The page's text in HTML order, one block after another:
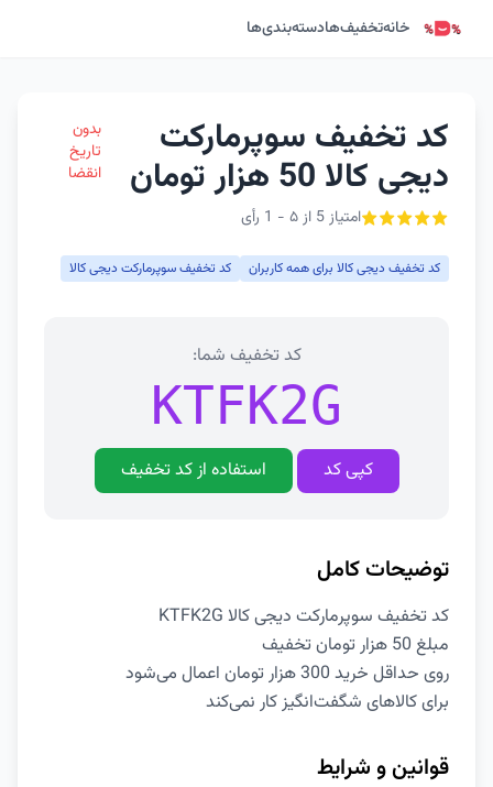
خانهتخفیف‌هادسته‌بندی‌ها
کد تخفیف سوپرمارکت
دیجی کالا 50 هزار تومان
امتیاز 5 از ۵ - 1 رأی
بدون
تاریخ
انقضا
کد تخفیف دیجی کالا برای همه کاربران کد تخفیف سوپرمارکت دیجی کالا
کد تخفیف شما:
KTFK2G
کپی کد استفاده از کد تخفیف
توضیحات کامل
کد تخفیف سوپرمارکت دیجی کالا KTFK2G
مبلغ 50 هزار تومان تخفیف
روی حداقل خرید 300 هزار تومان اعمال می‌شود
برای کالاهای شگفت‌انگیز کار نمی‌کند
قوانین و شرایط